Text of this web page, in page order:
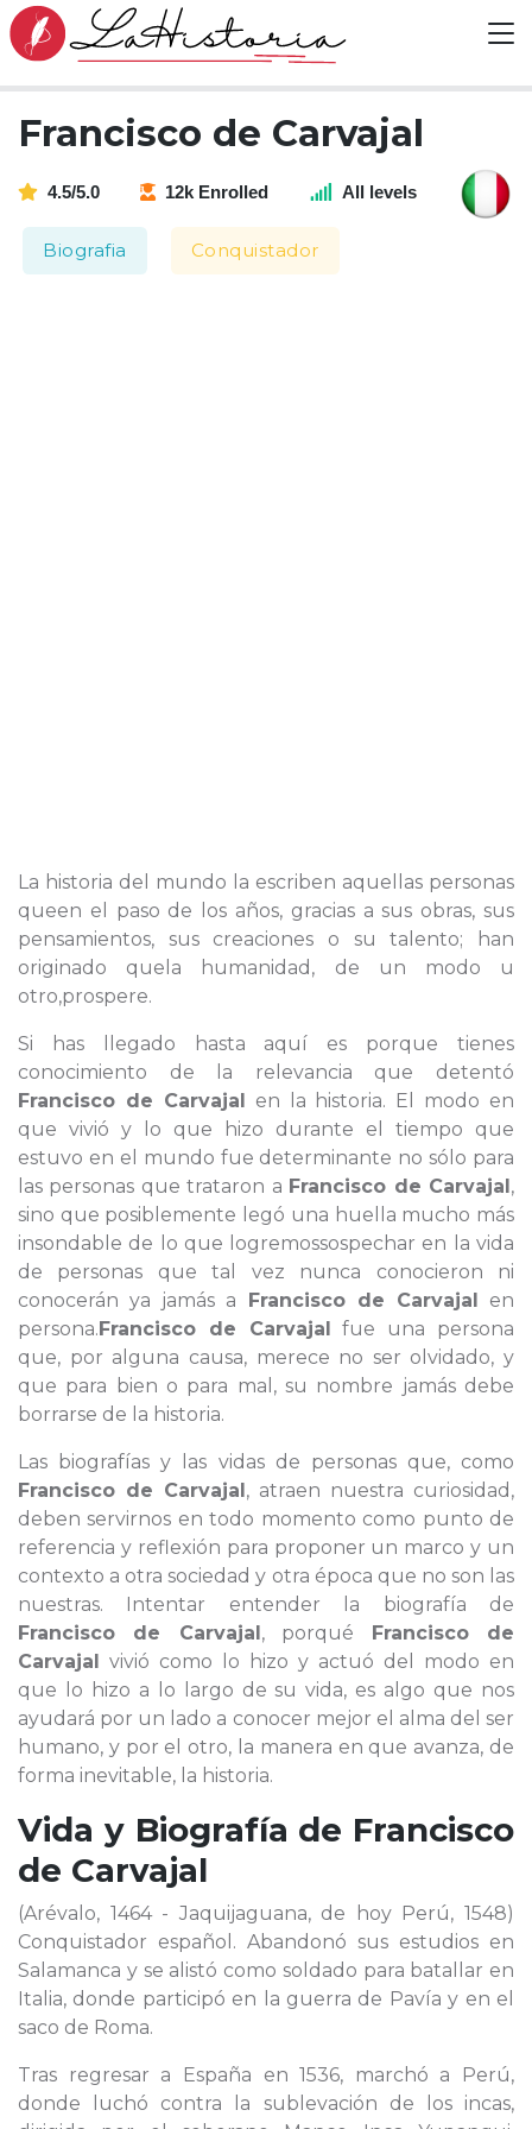
Francisco de Carvajal
4.5/5.0 12k Enrolled All levels
Biografia Conquistador
La historia del mundo la escriben aquellas personas
queen el paso de los años, gracias a sus obras, sus
pensamientos, sus creaciones o su talento; han
originado quela humanidad, de un modo u
otro,prospere.
Si has llegado hasta aquí es porque tienes
conocimiento de la relevancia que detentó
Francisco de Carvajal en la historia. El modo en
que vivió y lo que hizo durante el tiempo que
estuvo en el mundo fue determinante no sólo para
las personas que trataron a Francisco de Carvajal,
sino que posiblemente legó una huella mucho más
insondable de lo que logremossospechar en la vida
de personas que tal vez nunca conocieron ni
conocerán ya jamás a Francisco de Carvajal en
persona.Francisco de Carvajal fue una persona
que, por alguna causa, merece no ser olvidado, y
que para bien o para mal, su nombre jamás debe
borrarse de la historia.
Las biografías y las vidas de personas que, como
Francisco de Carvajal, atraen nuestra curiosidad,
deben servirnos en todo momento como punto de
referencia y reflexión para proponer un marco y un
contexto a otra sociedad y otra época que no son las
nuestras. Intentar entender la biografía de
Francisco de Carvajal, porqué Francisco de
Carvajal vivió como lo hizo y actuó del modo en
que lo hizo a lo largo de su vida, es algo que nos
ayudará por un lado a conocer mejor el alma del ser
humano, y por el otro, la manera en que avanza, de
forma inevitable, la historia.
Vida y Biografía de Francisco
de Carvajal
(Arévalo, 1464 - Jaquijaguana, de hoy Perú, 1548)
Conquistador español. Abandonó sus estudios en
Salamanca y se alistó como soldado para batallar en
Italia, donde participó en la guerra de Pavía y en el
saco de Roma.
Tras regresar a España en 1536, marchó a Perú,
donde luchó contra la sublevación de los incas,